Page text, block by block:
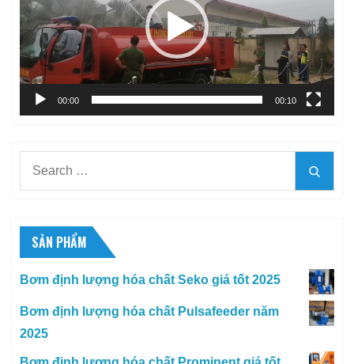
00:00 00:10
SẢN PHẨM
Bơm định lượng hóa chất Seko giá tốt 2025
Bơm định lượng hóa chất Pulsafeeder năm
2025